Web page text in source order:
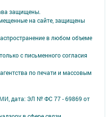
защищены.
на сайте, защищены
в любом объеме
с письменного согласия
по печати и массовым
дата: ЭЛ № ФС 77 - 69869 от